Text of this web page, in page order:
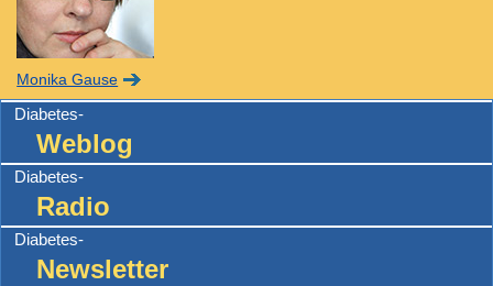
Monika Gause
Diabetes-
Weblog
Diabetes-
Radio
Diabetes-
Newsletter